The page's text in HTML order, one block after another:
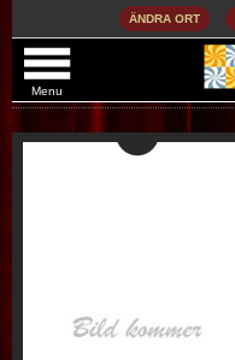
THE DEATH OF
TAL)
ÄNDRA ORT
Menu